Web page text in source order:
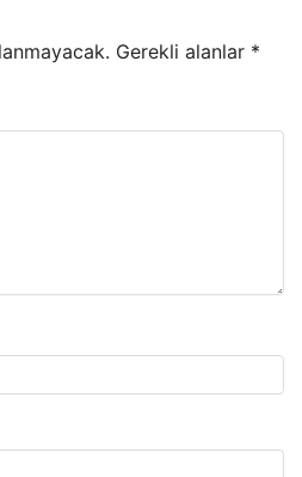
Gerekli alanlar *